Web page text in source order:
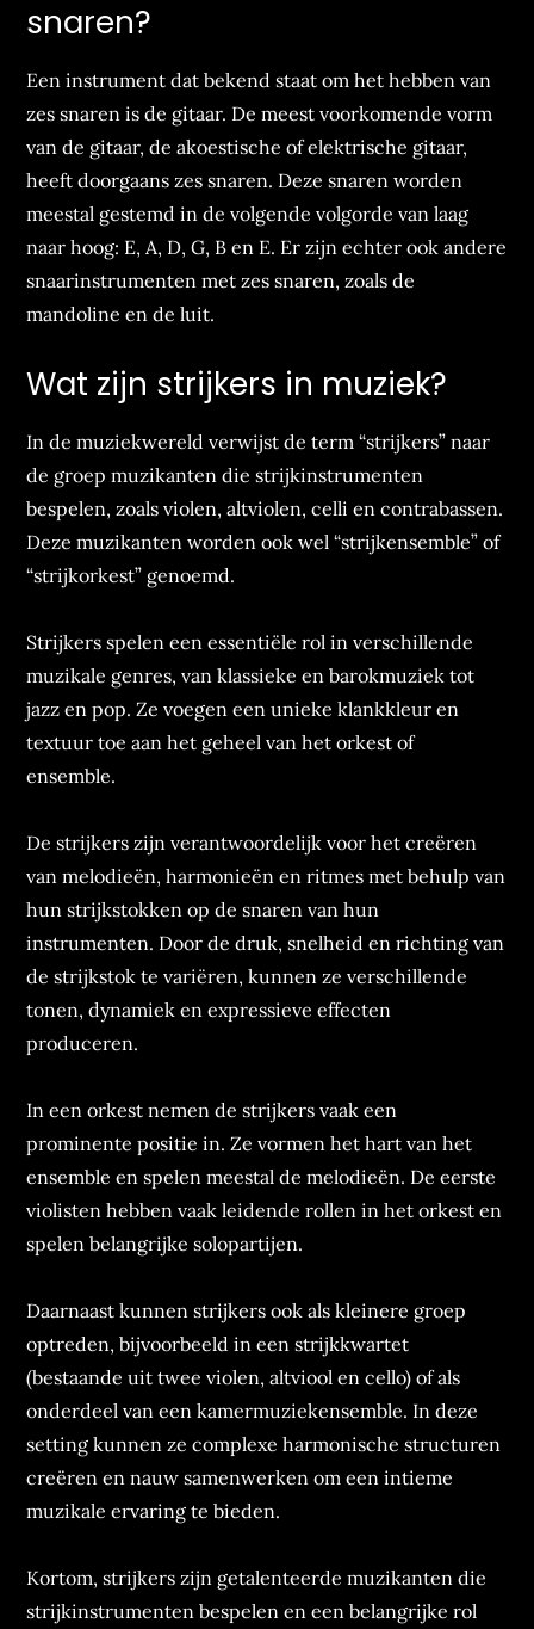
snaren?
Een instrument dat bekend staat om het hebben van
zes snaren is de gitaar. De meest voorkomende vorm
van de gitaar, de akoestische of elektrische gitaar,
heeft doorgaans zes snaren. Deze snaren worden
meestal gestemd in de volgende volgorde van laag
naar hoog: E, A, D, G, B en E. Er zijn echter ook andere
snaarinstrumenten met zes snaren, zoals de
mandoline en de luit.
Wat zijn strijkers in muziek?
In de muziekwereld verwijst de term “strijkers” naar
de groep muzikanten die strijkinstrumenten
bespelen, zoals violen, altviolen, celli en contrabassen.
Deze muzikanten worden ook wel “strijkensemble” of
“strijkorkest” genoemd.
Strijkers spelen een essentiële rol in verschillende
muzikale genres, van klassieke en barokmuziek tot
jazz en pop. Ze voegen een unieke klankkleur en
textuur toe aan het geheel van het orkest of
ensemble.
De strijkers zijn verantwoordelijk voor het creëren
van melodieën, harmonieën en ritmes met behulp van
hun strijkstokken op de snaren van hun
instrumenten. Door de druk, snelheid en richting van
de strijkstok te variëren, kunnen ze verschillende
tonen, dynamiek en expressieve effecten
produceren.
In een orkest nemen de strijkers vaak een
prominente positie in. Ze vormen het hart van het
ensemble en spelen meestal de melodieën. De eerste
violisten hebben vaak leidende rollen in het orkest en
spelen belangrijke solopartijen.
Daarnaast kunnen strijkers ook als kleinere groep
optreden, bijvoorbeeld in een strijkkwartet
(bestaande uit twee violen, altviool en cello) of als
onderdeel van een kamermuziekensemble. In deze
setting kunnen ze complexe harmonische structuren
creëren en nauw samenwerken om een intieme
muzikale ervaring te bieden.
Kortom, strijkers zijn getalenteerde muzikanten die
strijkinstrumenten bespelen en een belangrijke rol